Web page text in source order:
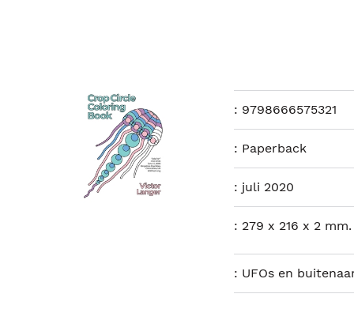
: 9798666575321
: Paperback
: juli 2020
: 279 x 216 x 2 mm.
: UFOs en